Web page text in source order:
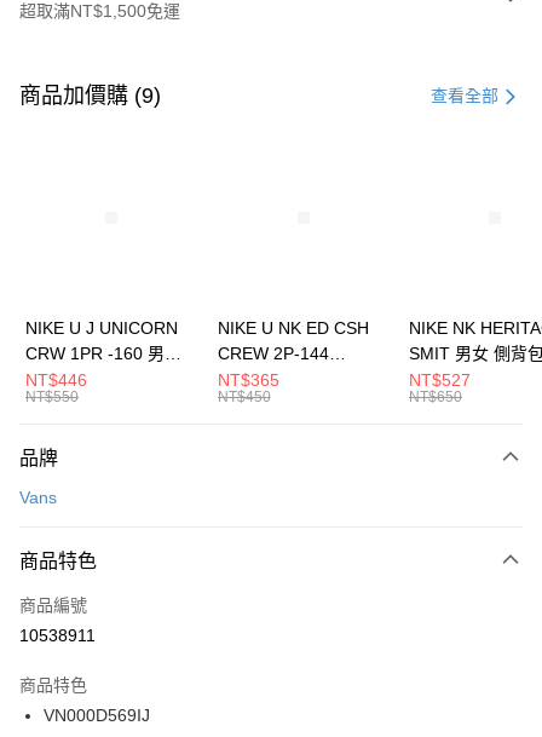
超取滿NT$1,500免運
信用卡一次付款
元大商業銀行
台灣樂天信用卡公司
全盈+PAY
AFTEE先享後付
【關於「AFTEE先享後付」】
便利好安心！
３．安心：先確認商品／服務後，再付款。
【「AFTEE先享後付」結帳流程】
１．於結帳方式選擇「AFTEE先享後付」後，將跳轉至「AFTEE先享後付」
２．訂單成立數日內，您將收到繳費通知簡訊。
３．收到繳費通知簡訊後14天內，點擊此簡訊中的連結，可透過四大超商／
ATM／網路銀行／等多元方式進行付款，方視為交易完成。
每筆NT$100，滿NT$1,500(含以上)免運費
宅配
每筆NT$100，滿NT$1,500(含以上)免運費
付款後門市自取
每筆NT$100，滿NT$1,500(含以上)免運費
商品加價購 (9) 查看全部
NIKE U J UNICORN
CRW 1PR -160 男女
中統襪 FZ3393100
NT$446
NT$550
NIKE U NK ED CSH
CREW 2P-144
EMBRDY 男女 短統襪
FZ3073133
NT$365
NT$450
NIKE NK
SMIT 男女 側背
BA5871010
NT$527
NT$650
品牌
Vans
商品特色
商品編號
10538911
商品特色
VN000D569IJ